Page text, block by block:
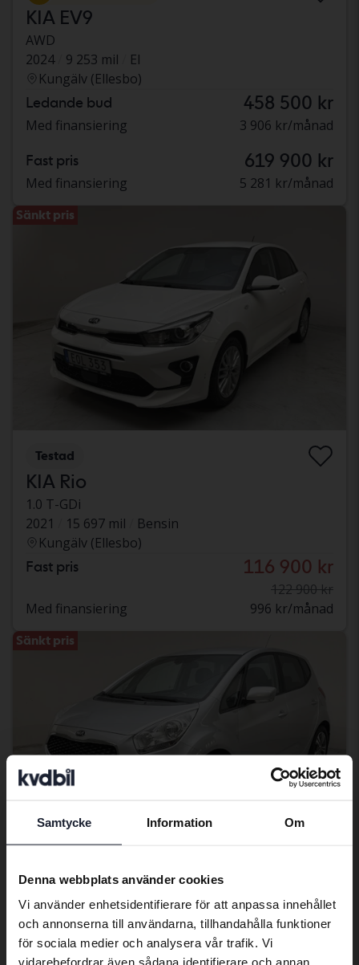
Samtycke Information Om
Denna webbplats använder cookies
Vi använder enhetsidentifierare för att anpassa innehållet
och annonserna till användarna, tillhandahålla funktioner
för sociala medier och analysera vår trafik. Vi
vidarebefordrar även sådana identifierare och annan
KIA EV9
AWD
2024
9 253 mil
El
Kungälv (Ellesbo)
Ledande bud 458 500 kr
Med finansiering 3 906 kr/månad
Fast pris 619 900 kr
Med finansiering 5 281 kr/månad
Sänkt pris
Testad
KIA Rio
1.0 T-GDi
2021
15 697 mil
Bensin
Kungälv (Ellesbo)
Fast pris 116 900 kr
122 900 kr
Med finansiering
996 kr/månad
Sänkt pris
Testad
KIA Venga
1.6
2018
7 265 mil
Bensin
Preferred language
We have detected that your browser
Swedish. To better service our friends
abroad we have an English language
site (kvdcars.com) that contains all the